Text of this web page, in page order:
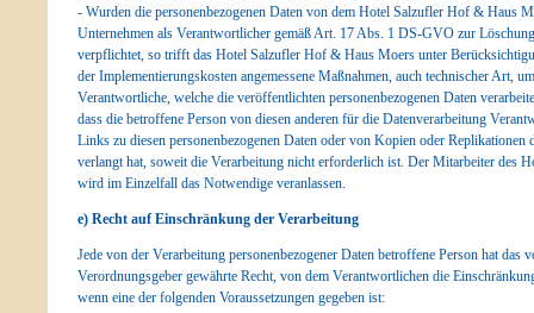
- Wurden die personenbezogenen Daten von dem Hotel Salzufler Hof & Haus
Unternehmen als Verantwortlicher gemäß Art. 17 Abs. 1 DS-GVO zur
verpflichtet, so trifft das Hotel Salzufler Hof & Haus Moers unter
der Implementierungskosten angemessene Maßnahmen, auch technischer Art,
Verantwortliche, welche die veröffentlichten personenbezogenen Daten
dass die betroffene Person von diesen anderen für die Datenverarbeitung
Links zu diesen personenbezogenen Daten oder von Kopien oder Replikationen
verlangt hat, soweit die Verarbeitung nicht erforderlich ist. Der Mitarbeiter des
wird im Einzelfall das Notwendige veranlassen.
e) Recht auf Einschränkung der Verarbeitung
Jede von der Verarbeitung personenbezogener Daten betroffene Person hat das
Verordnungsgeber gewährte Recht, von dem Verantwortlichen die
wenn eine der folgenden Voraussetzungen gegeben ist: